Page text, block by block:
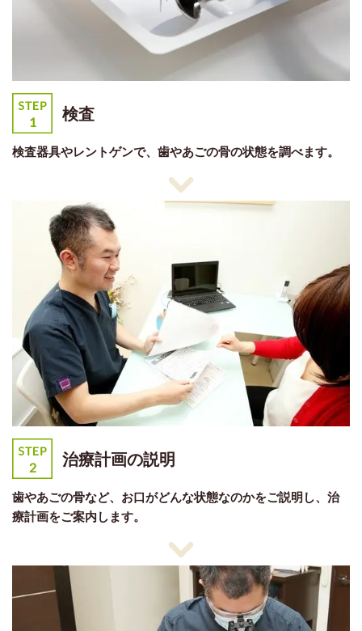
検査
検査器具やレントゲンで、歯やあごの骨の状態を調べます。
治療計画の説明
歯やあごの骨など、お口がどんな状態なのかをご説明し、治
療計画をご案内します。